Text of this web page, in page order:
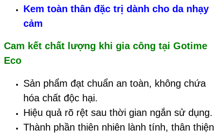
Kem toàn thân đặc trị dành cho da nhạy
cảm
Cam kết chất lượng khi gia công tại Gotime
Eco
Sản phẩm đạt chuẩn an toàn, không chứa
hóa chất độc hại.
Hiệu quả rõ rệt sau thời gian ngắn sử dụng.
Thành phần thiên nhiên lành tính, thân thiện